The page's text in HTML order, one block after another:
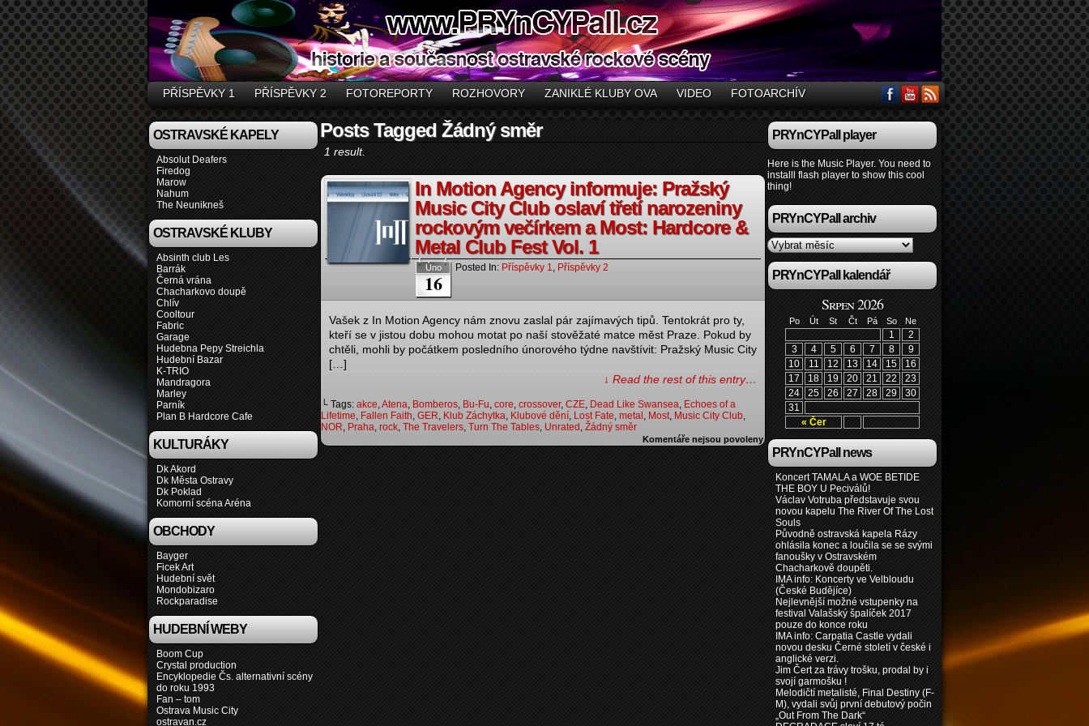
PŘÍSPĚVKY 1 PŘÍSPĚVKY 2 FOTOREPORTY ROZHOVORY ZANIKLÉ KLUBY OVA VIDEO FOTOARCHÍV
OSTRAVSKÉ KAPELY
Absolut Deafers
Firedog
Marow
Nahum
The Neunikneš
OSTRAVSKÉ KLUBY
Absinth club Les
Barrák
Černá vrána
Chacharkovo doupě
Chlív
Cooltour
Fabric
Garage
Hudebna Pepy Streichla
Hudební Bazar
K-TRIO
Mandragora
Marley
Parník
Plan B Hardcore Cafe
KULTURÁKY
Dk Akord
Dk Města Ostravy
Dk Poklad
Komorní scéna Aréna
OBCHODY
Bayger
Ficek Art
Hudební svět
Mondobizaro
Rockparadise
HUDEBNÍ WEBY
Boom Cup
Crystal production
Encyklopedie Čs. alternativní scény
do roku 1993
Fan – tom
Ostrava Music City
ostravan.cz
Posts Tagged Žádný směr
1 result.
In Motion Agency informuje: Pražský
Music City Club oslaví třetí narozeniny
rockovým večírkem a Most: Hardcore &
Metal Club Fest Vol. 1
Úno
16
Posted In: Příspěvky 1, Příspěvky 2
Vašek z In Motion Agency nám znovu zaslal pár zajímavých tipů. Tentokrát pro ty,
kteří se v jistou dobu mohou motat po naší stověžaté matce měst Praze. Pokud by
chtěli, mohli by počátkem posledního únorového týdne navštívit: Pražský Music City
[…]
↓ Read the rest of this entry…
└ Tags: akce,Atena, Bomberos, Bu-Fu, core, crossover, CZE, Dead Like Swansea, Echoes of a
Lifetime, Fallen Faith, GER, Klub Záchytka, Klubové dění, Lost Fate, metal , Most, Music City Club,
NOR, Praha, rock, The Travelers, Turn The Tables, Unrated , Žádný směr
Komentáře nejsou povoleny
PRYnCYPall player
Here is the Music Player. You need to
installl flash player to show this cool
thing!
PRYnCYPall archiv
PRYnCYPall kalendář
Srpen 2026
Po Út St Čt Pá So Ne
« Čer
1
2
3
4 5 6 7 8
9
10
11 12 13 14 15
16
17
18 19 20 21 22
23
24
25 26 27 28 29
30
31
PRYnCYPall news
Koncert TAMALA a WOE BETIDE
THE BOY U Peciválů!
Václav Votruba představuje svou
novou kapelu The River Of The Lost
Souls
Původně ostravská kapela Rázy
ohlásila konec a loučila se se svými
fanoušky v Ostravském
Chacharkově doupěti.
IMA info: Koncerty ve Velbloudu
(České Budějíce)
Nejlevnější možné vstupenky na
festival Valašský špalíček 2017
pouze do konce roku
IMA info: Carpatia Castle vydali
novou desku Černé století v české i
anglické verzi.
Jim Čert za trávy trošku, prodal by i
svojí garmošku !
Melodičtí metalisté, Final Destiny (F-
M), vydali svůj první debutový počin
„Out From The Dark“